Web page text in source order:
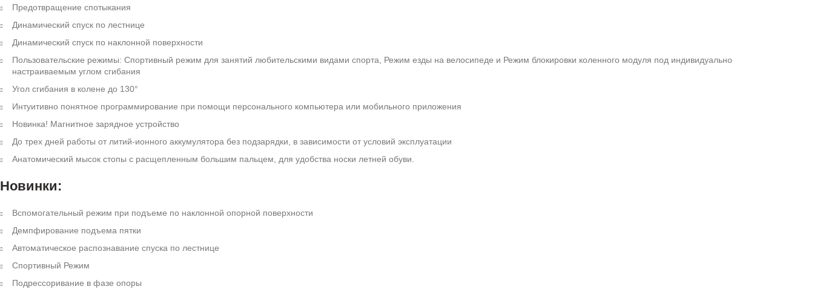
Предотвращение спотыкания
Динамический спуск по лестнице
Динамический спуск по наклонной поверхности
Пользовательские режимы: Спортивный режим для занятий любительскими видами спорта, Режим езды на велосипеде и Режим блокировки коленного модуля под индивидуально
настраиваемым углом сгибания
Угол сгибания в колене до 130°
Интуитивно понятное программирование при помощи персонального компьютера или мобильного приложения
Новинка! Магнитное зарядное устройство
До трех дней работы от литий-ионного аккумулятора без подзарядки, в зависимости от условий эксплуатации
Анатомический мысок стопы с расщепленным большим пальцем, для удобства носки летней обуви.
Новинки:
Вспомогательный режим при подъеме по наклонной опорной поверхности
Демпфирование подъема пятки
Автоматическое распознавание спуска по лестнице
Спортивный Режим
Подрессоривание в фазе опоры